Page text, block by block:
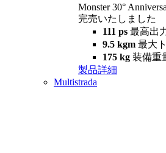
Monster 30°
完売いたしました
111 ps 最高出
9.5 kgm 最大
175 kg 装備重
製品詳細
Multistrada